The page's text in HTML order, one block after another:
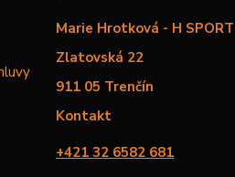
Marie Hrotková - H SPORT
Zlatovská 22
911 05 Trenčín
Kontakt
+421 32 6582 681